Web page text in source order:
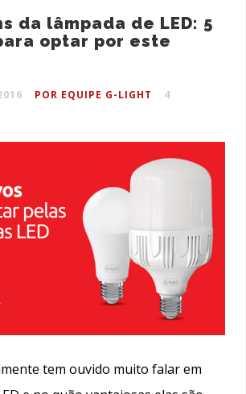
da lâmpada de LED: 5
optar por este
POR EQUIPE G-LIGHT
4
tem ouvido muito falar em